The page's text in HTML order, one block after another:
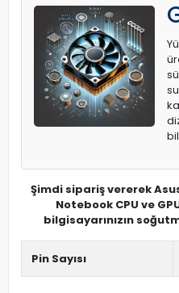
Şimdi sipariş vererek Asus
Notebook CPU ve
bilgisayarınızın
Pin Sayısı